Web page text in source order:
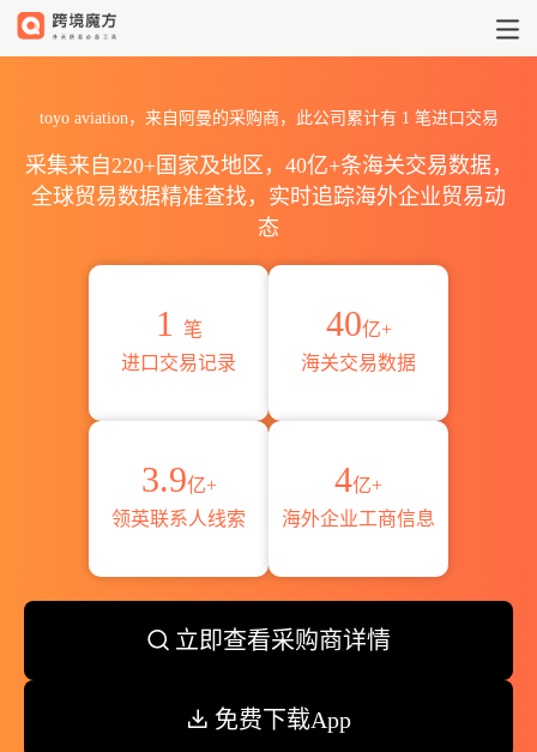
toyo aviation，来自阿曼的采购商，此公司累计有 1 笔进口交易
采集来自220+国家及地区，40亿+条海关交易数据，
全球贸易数据精准查找，实时追踪海外企业贸易动
态
1
笔
进口交易记录
40亿+
海关交易数据
3.9亿+
领英联系人线索
4亿+
海外企业工商信息
立即查看采购商详情
免费下载App